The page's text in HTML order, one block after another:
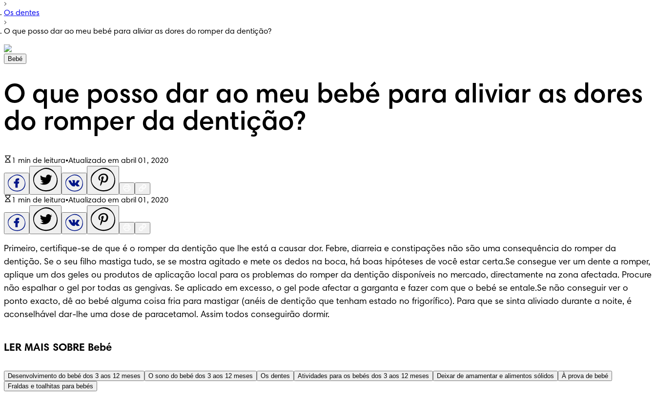
Os dentes
O que posso dar ao meu bebé para aliviar as dores do romper da dentição?
Bebé
O que posso dar ao meu bebé para aliviar as dores
do romper da dentição?
1 min de leitura•Atualizado em abril 01, 2020
1 min de leitura•Atualizado em abril 01, 2020
Primeiro, certifique-se de que é o romper da dentição que lhe está a causar dor. Febre, diarreia e constipações não são uma consequência do romper da
dentição. Se o seu filho mastiga tudo, se se mostra agitado e mete os dedos na boca, há boas hipóteses de você estar certa.Se consegue ver um dente a romper,
aplique um dos geles ou produtos de aplicação local para os problemas do romper da dentição disponíveis no mercado, directamente na zona afectada. Procure
não espalhar o gel por todas as gengivas. Se aplicado em excesso, o gel pode afectar a garganta e fazer com que o bebé se entale.Se não conseguir ver o
ponto exacto, dê ao bebé alguma coisa fria para mastigar (anéis de dentição que tenham estado no frigorífico). Para que se sinta aliviado durante a noite, é
aconselhável dar-lhe uma dose de paracetamol. Assim todos conseguirão dormir.
LER MAIS SOBRE Bebé
Desenvolvimento do bebé dos 3 aos 12 meses O sono do bebé dos 3 aos 12 meses Os dentes Atividades para os bebés dos 3 aos 12 meses Deixar de amamentar e alimentos sólidos
À prova de bebé
Fraldas e toalhitas para bebés